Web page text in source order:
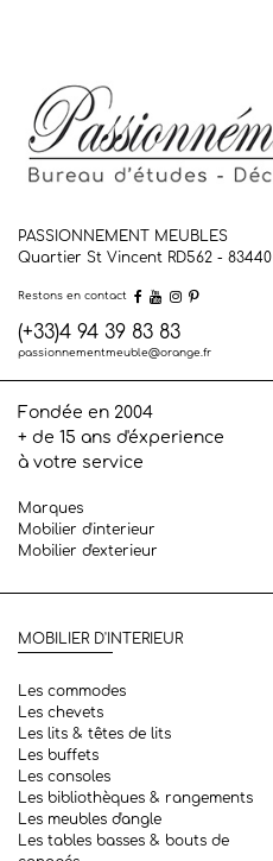
PASSIONNEMENT MEUBLES
Quartier St Vincent RD562 - 83440
Restons en contact
(+33)4 94 39 83 83
passionnementmeuble@orange.fr
Fondée en 2004
+ de 15 ans d'éxperience
à votre service
Marques
Mobilier d'interieur
Mobilier d'exterieur
MOBILIER D'INTERIEUR
Les commodes
Les chevets
Les lits & têtes de lits
Les buffets
Les consoles
Les bibliothèques & rangements
Les meubles d'angle
Les tables basses & bouts de